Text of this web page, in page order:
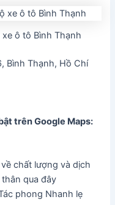
ô tô Bình Thạnh
Bình Thạnh, Hồ Chí
trên Google Maps:
chất lượng và dịch
qua đây
phong Nhanh lẹ